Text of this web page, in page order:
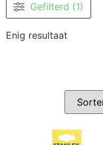
Gefilterd (1)
Enig resultaat